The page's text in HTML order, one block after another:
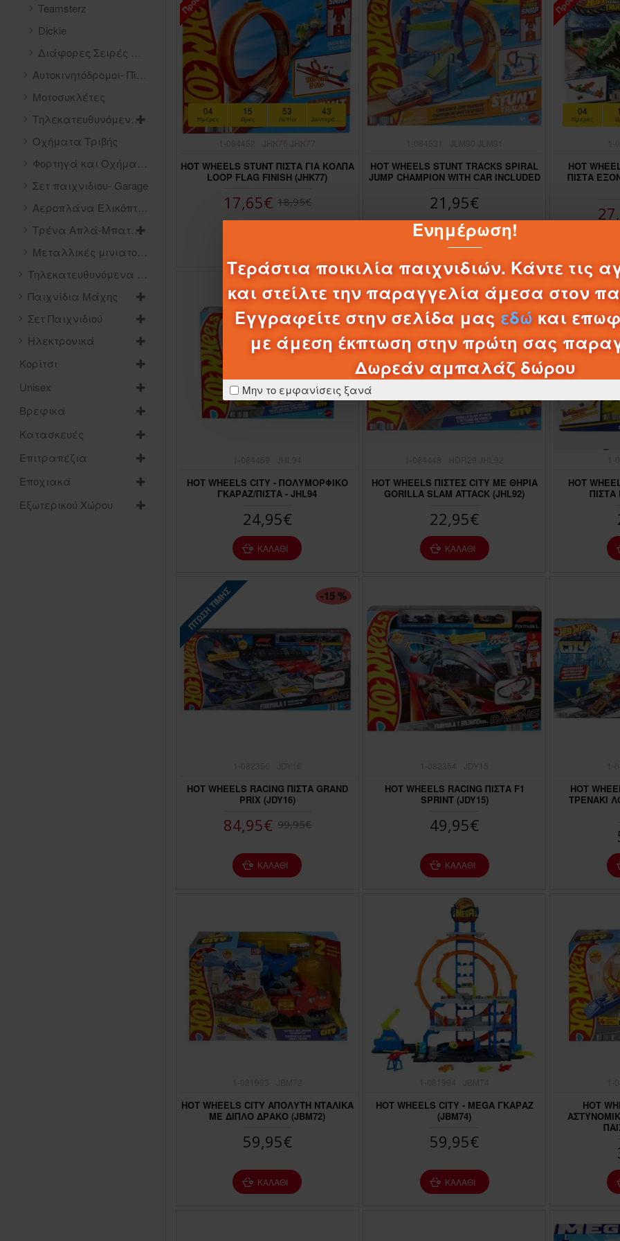
Ενημέρωση!
Τεράστια ποικιλία παιχνιδιών. Κάντε τις
και στείλτε την παραγγελία άμεσα στον
Εγγραφείτε στην σελίδα μας εδώ και
με άμεση έκπτωση στην πρώτη σας
Δωρεάν αμπαλάζ δώρου
Μην το εμφανίσεις ξανά
Teamsterz
Dickie
Μοτοσυκλέτες
Τηλεκατευθυνόμενα οχήματα
Οχήματα Τριβής
Σετ παιχνιδιου- Garage
Τρένα Απλά-Μπαταρίας
Παιχνίδια Μάχης
Σετ Παιχνιδιού
Ηλεκτρονικά
Κορίτσι
Unisex
Βρεφικά
Κατασκευές
Επιτραπέζια
Εποχιακά
Εξωτερικού Χώρου
04
Ημέρες
15
Ώρες
53
Λεπτά
41
HOT WHEELS STUNT ΠΙΣΤΑ ΓΙΑ ΚΟΛΠΑ
LOOP FLAG FINISH (JHK77)
17,65€ 18,95€
HOT WHEELS STUNT TRACKS SPIRAL
JUMP CHAMPION WITH CAR INCLUDED
21,95€
ΚΑΛΆΘΙ
04
Ημέρες
HOT
ΠΙΣΤΑ
HOT WHEELS CITY - ΠΟΛΥΜΟΡΦΙΚΟ
ΓΚΑΡΑΖ/ΠΙΣΤΑ - JHL94
24,95€
ΚΑΛΆΘΙ
HOT WHEELS ΠΙΣΤΕΣ CITY ΜΕ ΘΗΡΙΑ
GORILLA SLAM ATTACK (JHL92)
22,95€
ΚΑΛΆΘΙ
HOT
ΠΙΣΤΑ
ΠΤΏΣΗ ΤΙΜΉΣ -15 %
HOT WHEELS RACING ΠΙΣΤΑ GRAND
PRIX (JDY16)
84,95€ 99,95€
ΚΑΛΆΘΙ
HOT WHEELS RACING ΠΙΣΤΑ F1
SPRINT (JDY15)
49,95€
ΚΑΛΆΘΙ
HOT
ΤΡΕΝΑΚΙ
HOT WHEELS CITY ΑΠΟΛΥΤΗ ΝΤΑΛΙΚΑ
ΜΕ ΔΙΠΛΟ ΔΡΑΚΟ (JBM72)
59,95€
ΚΑΛΆΘΙ
HOT WHEELS CITY - MEGA ΓΚΑΡΑΖ
(JBM74)
59,95€
ΚΑΛΆΘΙ
HOT